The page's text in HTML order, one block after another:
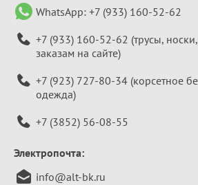
WhatsApp: +7 (933) 160-52-62
+7 (933) 160-52-62 (трусы,
заказам на сайте)
+7 (923) 727-80-34 (корсетное
одежда)
+7 (3852) 56-08-55
Электропочта:
info@alt-bk.ru